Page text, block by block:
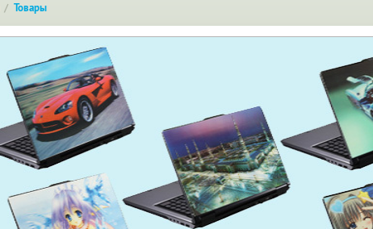
Товары